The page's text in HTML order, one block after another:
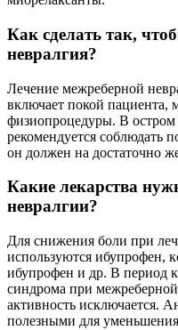
Как сделать так,
невралгия?
Лечение межреберной
включает покой пациента,
физиопроцедуры. В остром
рекомендуется соблюдать
он должен на достаточно
Какие лекарства
невралгии?
Для снижения боли при
используются ибупрофен,
ибупрофен и др. В период
синдрома при
активность исключается.
полезными для